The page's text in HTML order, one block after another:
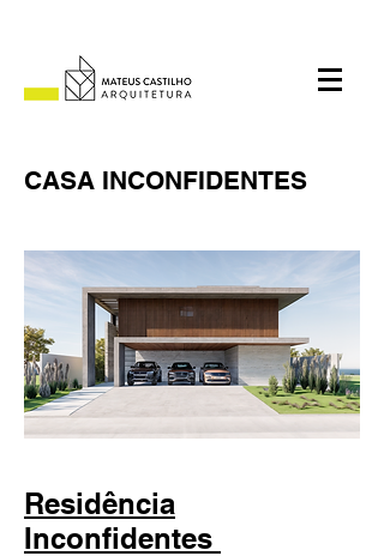
CASA INCONFIDENTES
Residência
Inconfidentes